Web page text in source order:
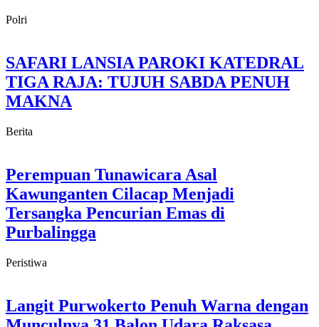
Polri
SAFARI LANSIA PAROKI KATEDRAL
TIGA RAJA: TUJUH SABDA PENUH
MAKNA
Berita
Perempuan Tunawicara Asal
Kawunganten Cilacap Menjadi
Tersangka Pencurian Emas di
Purbalingga
Peristiwa
Langit Purwokerto Penuh Warna dengan